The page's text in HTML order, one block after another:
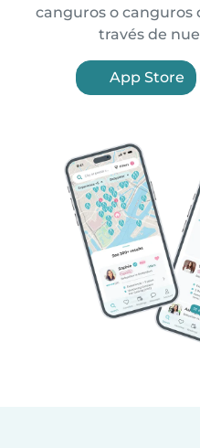
canguros o canguros
través de
App Store